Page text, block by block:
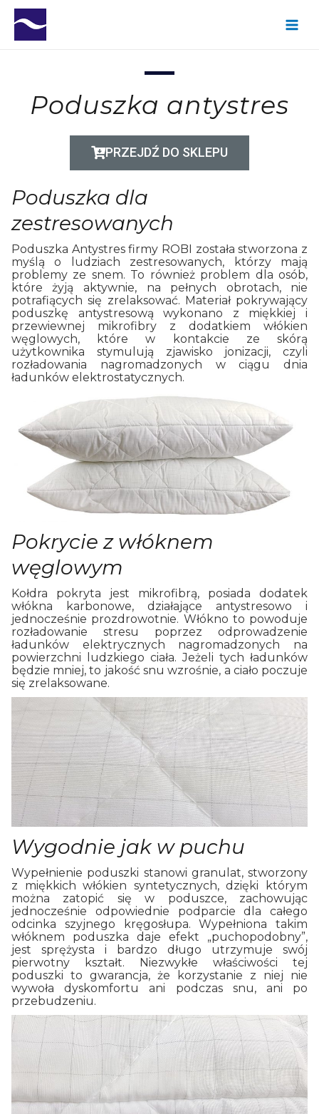
CONTENT
Menu
Poduszka antystres
PRZEJDŹ DO SKLEPU
Poduszka dla
zestresowanych
Poduszka Antystres firmy ROBI została stworzona z
myślą o ludziach zestresowanych, którzy mają
problemy ze snem. To również problem dla osób,
które żyją aktywnie, na pełnych obrotach, nie
potrafiących się zrelaksować. Materiał pokrywający
poduszkę antystresową wykonano z miękkiej i
przewiewnej mikrofibry z dodatkiem włókien
węglowych, które w kontakcie ze skórą
użytkownika stymulują zjawisko jonizacji, czyli
rozładowania nagromadzonych w ciągu dnia
ładunków elektrostatycznych.
Pokrycie z włóknem
węglowym
Kołdra pokryta jest mikrofibrą, posiada dodatek
włókna karbonowe, działające antystresowo i
jednocześnie prozdrowotnie. Włókno to powoduje
rozładowanie stresu poprzez odprowadzenie
ładunków elektrycznych nagromadzonych na
powierzchni ludzkiego ciała. Jeżeli tych ładunków
będzie mniej, to jakość snu wzrośnie, a ciało poczuje
się zrelaksowane.
Wygodnie jak w puchu
Wypełnienie poduszki stanowi granulat, stworzony
z miękkich włókien syntetycznych, dzięki którym
można zatopić się w poduszce, zachowując
jednocześnie odpowiednie podparcie dla całego
odcinka szyjnego kręgosłupa. Wypełniona takim
włóknem poduszka daje efekt „puchopodobny”,
jest sprężysta i bardzo długo utrzymuje swój
pierwotny kształt. Niezwykłe właściwości tej
poduszki to gwarancja, że korzystanie z niej nie
wywoła dyskomfortu ani podczas snu, ani po
przebudzeniu.